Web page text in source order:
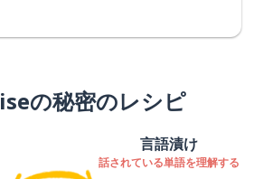
の秘密のレシピ
言語漬け
話されている単語を理解する